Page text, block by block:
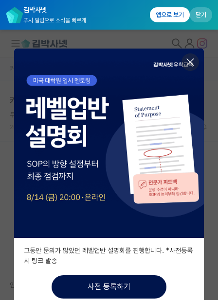
김박사넷
푸시 알림으로 소식을 빠르게
앱으로 보기 닫기
대학원생 모집
국내대학원 정보
연구실&오픈랩
커뮤니티
커뮤니티 홈
전체글보기
베스트 게시판
자유 게시판(아무개랩)
미국 유학 게시판
미국 대학원 합격 후기 게시판
대학원생 모집 게시판
커뮤니티 홈
커리어 관리 질문점요
무심한 레프 톨스토이
2024.06.26 7 1290
안녕하세요 이번에 대학원 진학에 실패한 학부졸업생입니다
그동안 문의가 많았던 레벨업반 설명회를 진행합니다. *사전등록
시 링크 발송
사전 등록하기